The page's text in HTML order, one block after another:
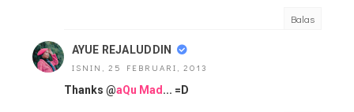
Balas
AYUE REJALUDDIN
ISNIN, 25 FEBRUARI, 2013
Thanks @aQu Mad ... =D